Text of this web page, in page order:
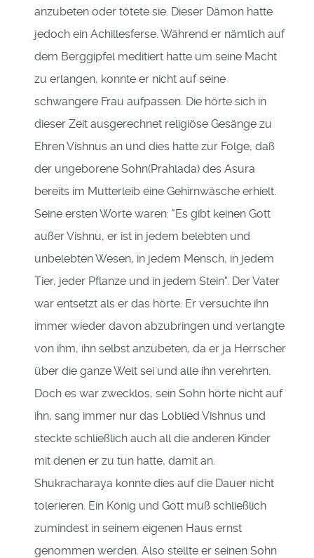
anzubeten oder tötete sie. Dieser Dämon hatte
jedoch ein Achillesferse. Während er nämlich auf
dem Berggipfel meditiert hatte um seine Macht
zu erlangen, konnte er nicht auf seine
schwangere Frau aufpassen. Die hörte sich in
dieser Zeit ausgerechnet religiöse Gesänge zu
Ehren Vishnus an und dies hatte zur Folge, daß
der ungeborene Sohn(Prahlada) des Asura
bereits im Mutterleib eine Gehirnwäsche erhielt.
Seine ersten Worte waren: "Es gibt keinen Gott
außer Vishnu, er ist in jedem belebten und
unbelebten Wesen, in jedem Mensch, in jedem
Tier, jeder Pflanze und in jedem Stein". Der Vater
war entsetzt als er das hörte. Er versuchte ihn
immer wieder davon abzubringen und verlangte
von ihm, ihn selbst anzubeten, da er ja Herrscher
über die ganze Welt sei und alle ihn verehrten.
Doch es war zwecklos, sein Sohn hörte nicht auf
ihn, sang immer nur das Loblied Vishnus und
steckte schließlich auch all die anderen Kinder
mit denen er zu tun hatte, damit an.
Shukracharaya konnte dies auf die Dauer nicht
tolerieren. Ein König und Gott muß schließlich
zumindest in seinem eigenen Haus ernst
genommen werden. Also stellte er seinen Sohn